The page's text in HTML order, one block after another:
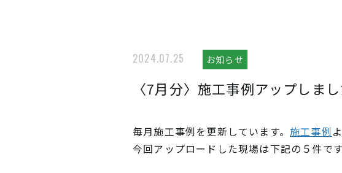
2024.07.25 お知らせ
〈7月分〉施工事例アップしまし
毎月施工事例を更新しています。 施工事例
今回アップロードした現場は下記の５件です